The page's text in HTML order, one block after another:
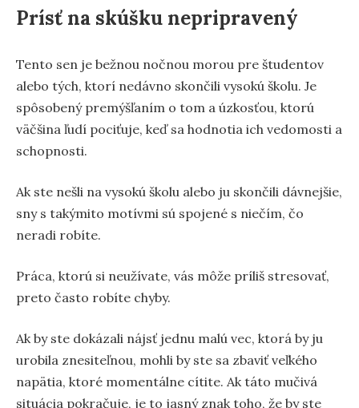
Prísť na skúšku nepripravený
Tento sen je bežnou nočnou morou pre študentov
alebo tých, ktorí nedávno skončili vysokú školu. Je
spôsobený premýšľaním o tom a úzkosťou, ktorú
väčšina ľudí pociťuje, keď sa hodnotia ich vedomosti a
schopnosti.
Ak ste nešli na vysokú školu alebo ju skončili dávnejšie,
sny s takýmito motívmi sú spojené s niečím, čo
neradi robíte.
Práca, ktorú si neužívate, vás môže príliš stresovať,
preto často robíte chyby.
Ak by ste dokázali nájsť jednu malú vec, ktorá by ju
urobila znesiteľnou, mohli by ste sa zbaviť veľkého
napätia, ktoré momentálne cítite. Ak táto mučivá
situácia pokračuje, je to jasný znak toho, že by ste